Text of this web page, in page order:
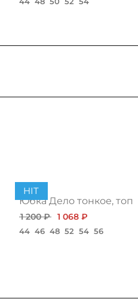
HIT
Юбка Дело тонкое, топ
1 200 ₽ 1 068 ₽
44 46 48 52 54 56